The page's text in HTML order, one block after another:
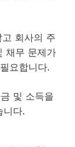
회사의 주
채무 문제가
요합니다.
및 소득을
니다.